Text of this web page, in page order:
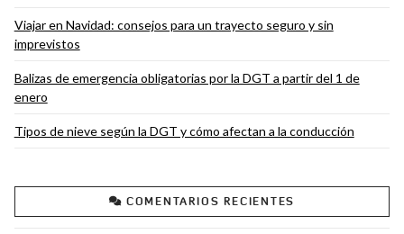
Viajar en Navidad: consejos para un trayecto seguro y sin
imprevistos
Balizas de emergencia obligatorias por la DGT a partir del 1 de
enero
Tipos de nieve según la DGT y cómo afectan a la conducción
COMENTARIOS RECIENTES